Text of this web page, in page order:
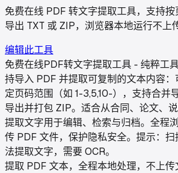
免费在线 PDF 转文字提取工具，支持
导出 TXT 或 ZIP，浏览器本地运行不上
编辑此工具
免费在线PDF转文字提取工具 - 纯粹工
持导入 PDF 并提取可复制的文本内容
定页码范围（如 1-3,5,10-），支持合并
导出并打包 ZIP。适合从合同、论文、
提取文字用于编辑、检索与归档。全程
传 PDF 文件，保护隐私安全。提示：
法提取文字，需要 OCR。
提取 PDF 文本，全程本地处理，不上传